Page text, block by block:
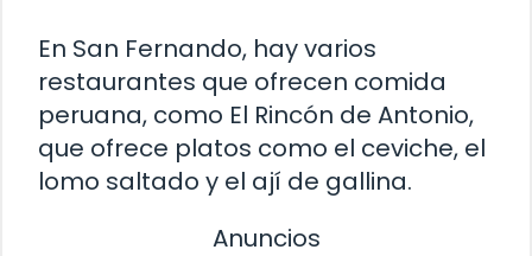
En San Fernando, hay varios
restaurantes que ofrecen comida
peruana, como El Rincón de Antonio,
que ofrece platos como el ceviche, el
lomo saltado y el ají de gallina.
Anuncios